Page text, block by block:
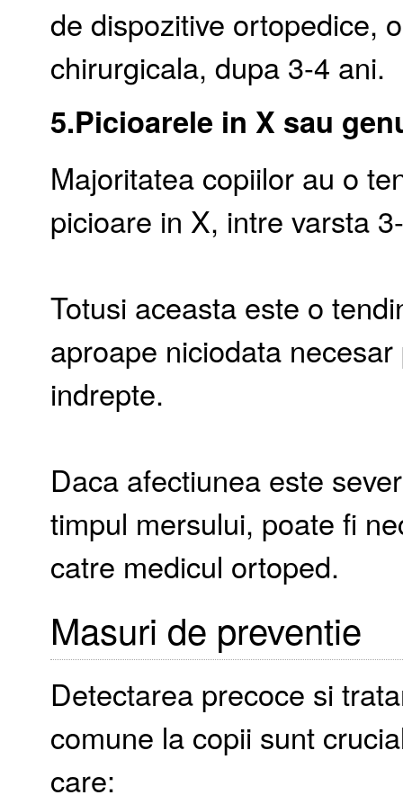
de dispozitive ortopedice,
chirurgicala, dupa 3-4 ani.
5.Picioarele in X sau
Majoritatea copiilor au o
picioare in X, intre varsta
Totusi aceasta este o
aproape niciodata
indrepte.
Daca afectiunea este
timpul mersului, poate fi
catre medicul ortoped.
Masuri de preventie
Detectarea precoce si
comune la copii sunt
care: